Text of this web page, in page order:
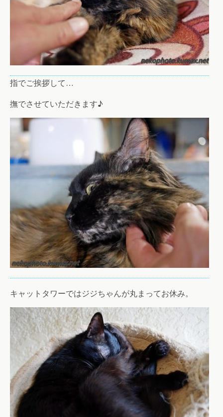
指でご挨拶して…
撫でさせていただきます♪
キャットタワーではジジちゃんが丸まってお休み。